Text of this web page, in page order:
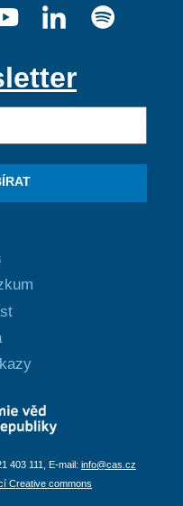
403 111, E-mail: info@cas.cz
Creative commons